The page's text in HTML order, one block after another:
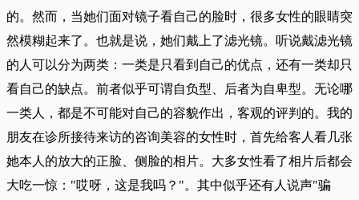
的。然而，当她们面对镜子看自己的脸时，很多女性的眼睛突
然模糊起来了。也就是说，她们戴上了滤光镜。听说戴滤光镜
的人可以分为两类：一类是只看到自己的优点，还有一类却只
看自己的缺点。前者似乎可谓自负型、后者为自卑型。无论哪
一类人，都是不可能对自己的容貌作出，客观的评判的。我的
朋友在诊所接待来访的咨询美容的女性时，首先给客人看几张
她本人的放大的正脸、侧脸的相片。大多女性看了相片后都会
大吃一惊："哎呀，这是我吗？"。其中似乎还有人说声"骗